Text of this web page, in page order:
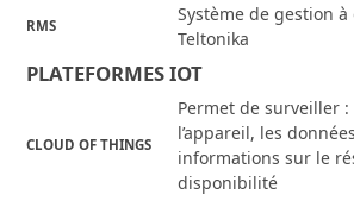
RMS
Système de gestion à
Teltonika
PLATEFORMES IOT
CLOUD OF THINGS
Permet de surveiller
l’appareil, les
informations sur le
disponibilité